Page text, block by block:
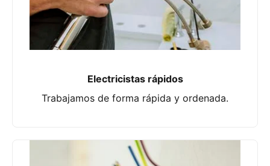
Electricistas rápidos
Trabajamos de forma rápida y ordenada.